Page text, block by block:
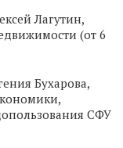
Лагутин,
(от 6
Бухарова,
СФУ